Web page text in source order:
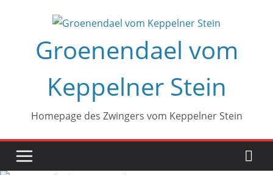
springenGroenendael vom
Keppelner Stein
Homepage des Zwingers vom Keppelner Stein